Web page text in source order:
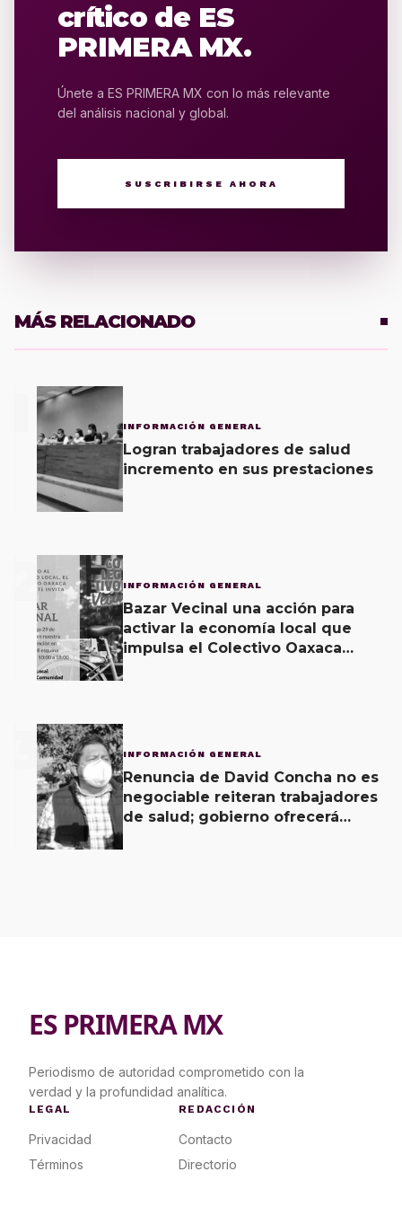
crítico de ES
PRIMERA MX.
Únete a ES PRIMERA MX con lo más relevante
del análisis nacional y global.
SUSCRIBIRSE AHORA
MÁS RELACIONADO
INFORMACIÓN GENERAL
Logran trabajadores de salud
incremento en sus prestaciones
2 INFORMACIÓN GENERAL
Bazar Vecinal una acción para
activar la economía local que
impulsa el Colectivo Oaxaca
3 INFORMACIÓN GENERAL
Renuncia de David Concha no es
negociable reiteran trabajadores
de salud; gobierno ofrecerá
ES PRIMERA MX
Periodismo de autoridad comprometido con la
verdad y la profundidad analítica.
LEGAL
Privacidad
Términos
REDACCIÓN
Contacto
Directorio